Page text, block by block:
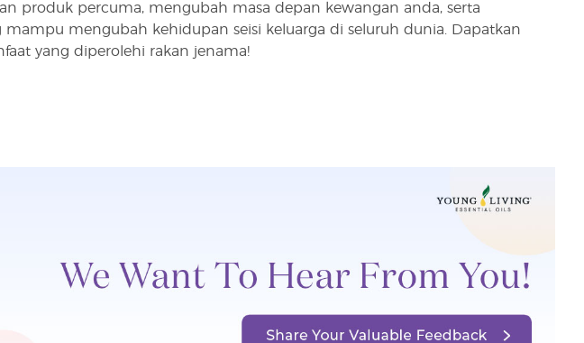
produk percuma, mengubah masa depan kewangan anda, serta
mampu mengubah kehidupan seisi keluarga di seluruh dunia. Dapatkan
yang diperolehi rakan jenama!